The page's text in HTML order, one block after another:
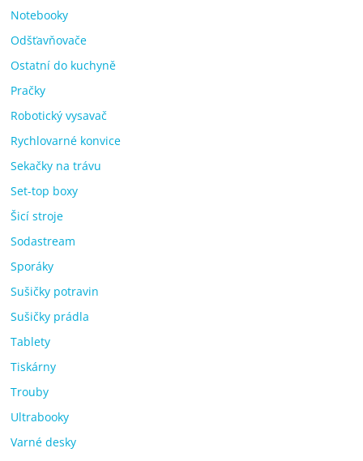
Notebooky
Odšťavňovače
Ostatní do kuchyně
Pračky
Robotický vysavač
Rychlovarné konvice
Sekačky na trávu
Set-top boxy
Šicí stroje
Sodastream
Sporáky
Sušičky potravin
Sušičky prádla
Tablety
Tiskárny
Trouby
Ultrabooky
Varné desky